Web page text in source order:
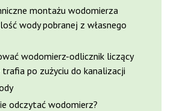
montażu wodomierza
wody pobranej z własnego
wodomierz-odlicznik liczący
po zużyciu do kanalizacji
odczytać wodomierz?